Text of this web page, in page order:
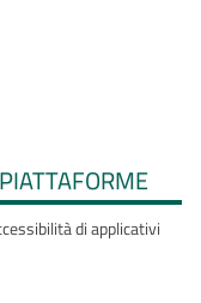
di applicativi